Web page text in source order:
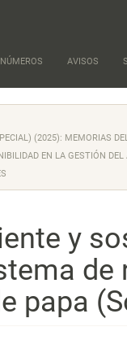
NÚMEROS AVISOS
(2025): MEMORIAS
EN LA GESTIÓN
y
de
papa